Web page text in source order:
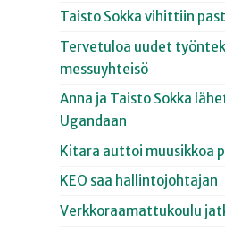
Taisto Sokka vihittiin
Tervetuloa uudet
messuyhteisö
Anna ja Taisto Sokka
Ugandaan
Kitara auttoi muusikkoa
KEO saa hallintojohtajan
Verkkoraamattukoulu